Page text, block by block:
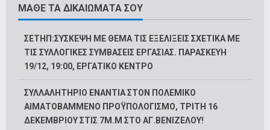
ΜΑΘΕ ΤΑ ΔΙΚΑΙΩΜΑΤΑ ΣΟΥ
ΣΕΤΗΠ:ΣΥΣΚΕΨΗ ΜΕ ΘΕΜΑ ΤΙΣ ΕΞΕΛΙΞΕΙΣ ΣΧΕΤΙΚΑ ΜΕ
ΤΙΣ ΣΥΛΛΟΓΙΚΕΣ ΣΥΜΒΑΣΕΙΣ ΕΡΓΑΣΙΑΣ. ΠΑΡΑΣΚΕΥΗ
19/12, 19:00, ΕΡΓΑΤΙΚΟ ΚΕΝΤΡΟ
ΣΥΛΛΑΛΗΤΗΡΙΟ ΕΝΑΝΤΙΑ ΣΤΟΝ ΠΟΛΕΜΙΚΟ
ΑΙΜΑΤΟΒΑΜΜΕΝΟ ΠΡΟΫΠΟΛΟΓΙΣΜΟ, ΤΡΙΤΗ 16
ΔΕΚΕΜΒΡΙΟΥ ΣΤΙΣ 7Μ.Μ ΣΤΟ ΑΓ.ΒΕΝΙΖΕΛΟΥ!